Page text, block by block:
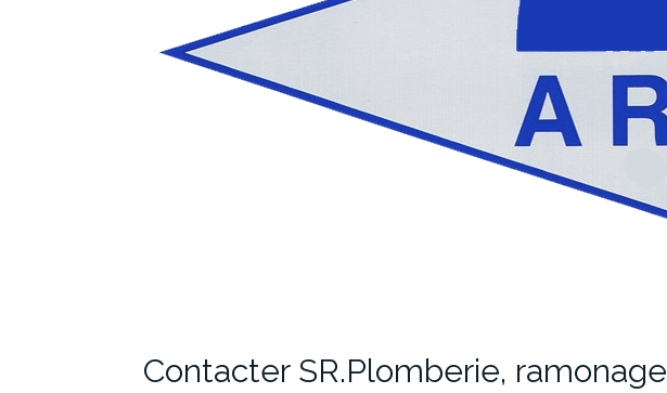
Contacter SR.Plomberie, ramonage